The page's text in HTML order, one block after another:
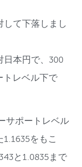
て下落しまし
日本円で、300
トレベル下で
サポートレベル
をもこ
と1.0835まで